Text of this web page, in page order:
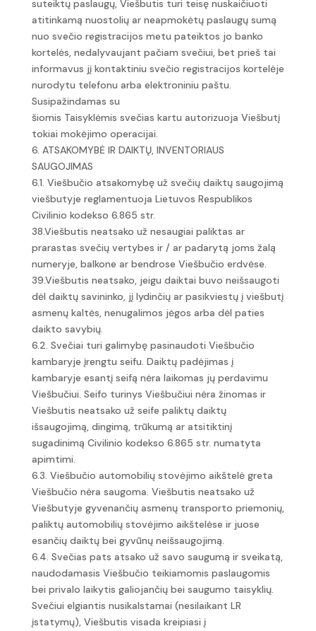
suteiktų paslaugų, Viešbutis turi teisę nuskaičiuoti
atitinkamą nuostolių ar neapmokėtų paslaugų sumą
nuo svečio registracijos metu pateiktos jo banko
kortelės, nedalyvaujant pačiam svečiui, bet prieš tai
informavus jį kontaktiniu svečio registracijos kortelėje
nurodytu telefonu arba elektroniniu paštu.
Susipažindamas su
šiomis Taisyklėmis svečias kartu autorizuoja Viešbutį
tokiai mokėjimo operacijai.
6. ATSAKOMYBĖ IR DAIKTŲ, INVENTORIAUS
SAUGOJIMAS
6.1. Viešbučio atsakomybę už svečių daiktų saugojimą
viešbutyje reglamentuoja Lietuvos Respublikos
Civilinio kodekso 6.865 str.
38.Viešbutis neatsako už nesaugiai paliktas ar
prarastas svečių vertybes ir / ar padarytą joms žalą
numeryje, balkone ar bendrose Viešbučio erdvėse.
39.Viešbutis neatsako, jeigu daiktai buvo neišsaugoti
dėl daiktų savininko, jį lydinčių ar pasikviestų į viešbutį
asmenų kaltės, nenugalimos jėgos arba dėl paties
daikto savybių.
6.2. Svečiai turi galimybę pasinaudoti Viešbučio
kambaryje įrengtu seifu. Daiktų padėjimas į
kambaryje esantį seifą nėra laikomas jų perdavimu
Viešbučiui. Seifo turinys Viešbučiui nėra žinomas ir
Viešbutis neatsako už seife paliktų daiktų
išsaugojimą, dingimą, trūkumą ar atsitiktinį
sugadinimą Civilinio kodekso 6.865 str. numatyta
apimtimi.
6.3. Viešbučio automobilių stovėjimo aikštelė greta
Viešbučio nėra saugoma. Viešbutis neatsako už
Viešbutyje gyvenančių asmenų transporto priemonių,
paliktų automobilių stovėjimo aikštelėse ir juose
esančių daiktų bei gyvūnų neišsaugojimą.
6.4. Svečias pats atsako už savo saugumą ir sveikatą,
naudodamasis Viešbučio teikiamomis paslaugomis
bei privalo laikytis galiojančių bei saugumo taisyklių.
Svečiui elgiantis nusikalstamai (nesilaikant LR
įstatymų), Viešbutis visada kreipiasi į